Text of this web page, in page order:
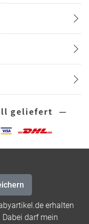
geliefert —
erhalten
darf mein